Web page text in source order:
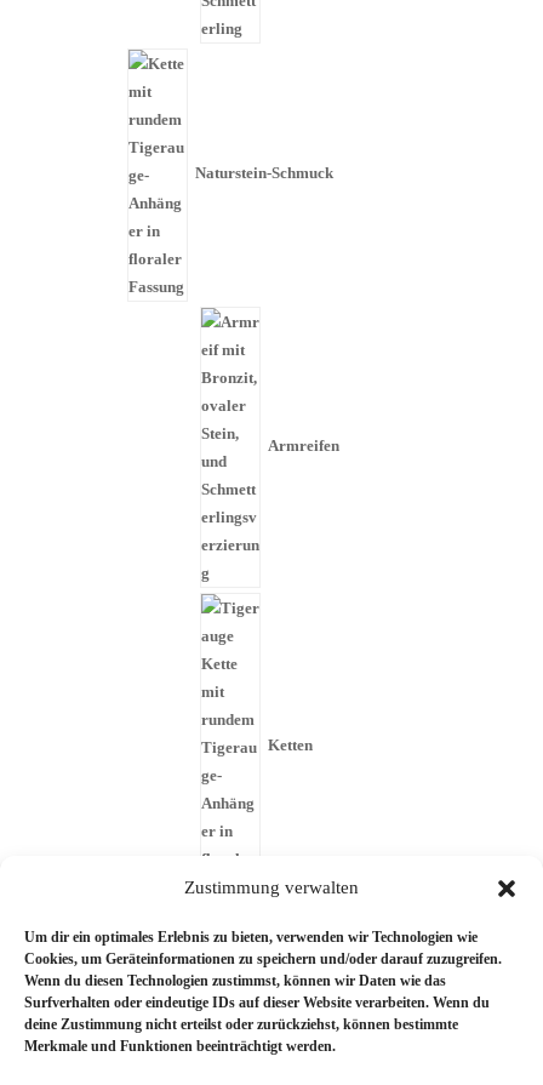
Zustimmung verwalten
Um dir ein optimales Erlebnis zu bieten, verwenden wir Technologien wie
Cookies, um Geräteinformationen zu speichern und/oder darauf zuzugreifen.
Wenn du diesen Technologien zustimmst, können wir Daten wie das
Surfverhalten oder eindeutige IDs auf dieser Website verarbeiten. Wenn du
deine Zustimmung nicht erteilst oder zurückziehst, können bestimmte
Merkmale und Funktionen beeinträchtigt werden.
Naturstein-Schmuck
Armreifen
Ketten
Sternzeichen
Kerzen